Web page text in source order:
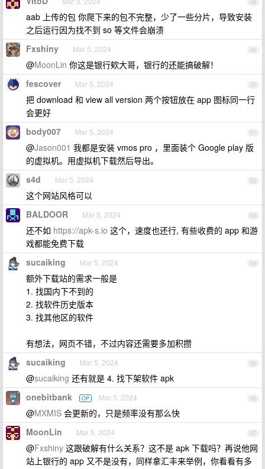
48
aab 上传的包 你爬下来的包不完整，少了一些分片，导致安装
之后运行因为找不到 so 等文件会崩溃
49
Fxshiny Mar 5, 2024
@MoonLin 你这是银行欸大哥，银行的还能搞破解！
50
fescover Mar 5, 2024
把 download 和 view all version 两个按钮放在 app 图标同一行
会更好
51
body007 Mar 5, 2024
@Jason001 我都是安装 vmos pro ，里面装个 Google play 版
的虚拟机。用虚拟机下载然后导出。
52
s4d Mar 5, 2024
这个网站风格可以
53
BALDOOR Mar 5, 2024
还不如 https://apk-s.io 这个，速度也还行, 有些收费的 app 和游
戏都能免费下载
54
sucaiking Mar 5, 2024
额外下载站的需求一般是
1. 找国内下不到的
2. 找软件历史版本
3. 找其他区的软件
有想法，网页不错，不过内容还需要多加积攒
55
sucaiking Mar 5, 2024
@sucaiking 还有就是 4. 找下架软件 apk
56
onebitbank OP Mar 5, 2024
@MXMIS 会更新的，只是频率没有那么快
57
MoonLin Mar 5, 2024
@Fxshiny 这跟破解有什么关系？这不是 apk 下载吗？再说他网
站上银行的 app 又不是没有，同样拿汇丰来举例，你看看有多